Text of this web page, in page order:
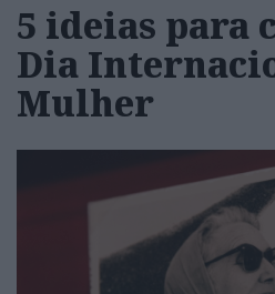
5 ideias para
Dia
Mulher